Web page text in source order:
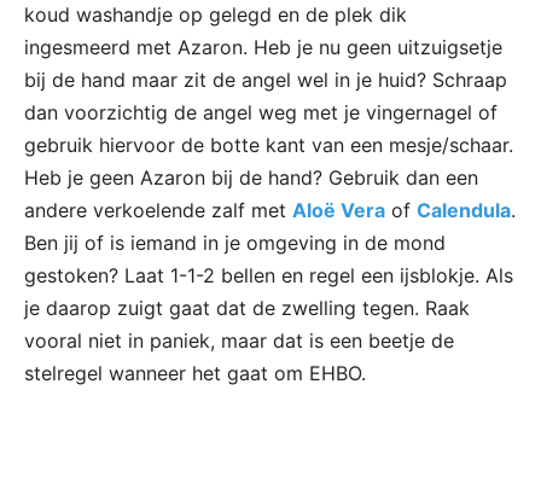
koud washandje op gelegd en de plek dik
ingesmeerd met Azaron. Heb je nu geen uitzuigsetje
bij de hand maar zit de angel wel in je huid? Schraap
dan voorzichtig de angel weg met je vingernagel of
gebruik hiervoor de botte kant van een mesje/schaar.
Heb je geen Azaron bij de hand? Gebruik dan een
andere verkoelende zalf met Aloë Vera of Calendula.
Ben jij of is iemand in je omgeving in de mond
gestoken? Laat 1-1-2 bellen en regel een ijsblokje. Als
je daarop zuigt gaat dat de zwelling tegen. Raak
vooral niet in paniek, maar dat is een beetje de
stelregel wanneer het gaat om EHBO.